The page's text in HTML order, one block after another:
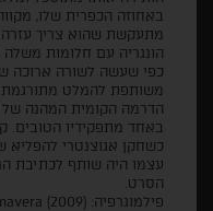
באחוזה הכפרית שלו,
מתעקשת שהוא צריך עזרה.
הונגריה עם חלומות
כפי שעשה לשורה ארוכה
משותפת להמלט מתורגמת
הדרמה הקומית המהנה של
באחד מתפקידיו הטובים.
כשחקן אגוצנטרי להפליא
עצמו היה שותף לכתיבת
הסרט.
פילמוגרפיה: Prima Primavera (2009).